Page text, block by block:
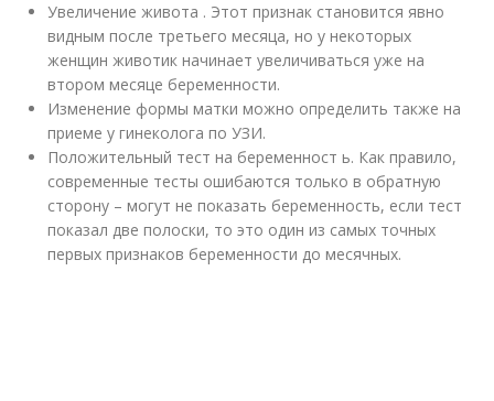
Увеличение живота . Этот признак становится явно
видным после третьего месяца, но у некоторых
женщин животик начинает увеличиваться уже на
втором месяце беременности.
Изменение формы матки можно определить также на
приеме у гинеколога по УЗИ.
Положительный тест на беременност ь. Как правило,
современные тесты ошибаются только в обратную
сторону – могут не показать беременность, если тест
показал две полоски, то это один из самых точных
первых признаков беременности до месячных.